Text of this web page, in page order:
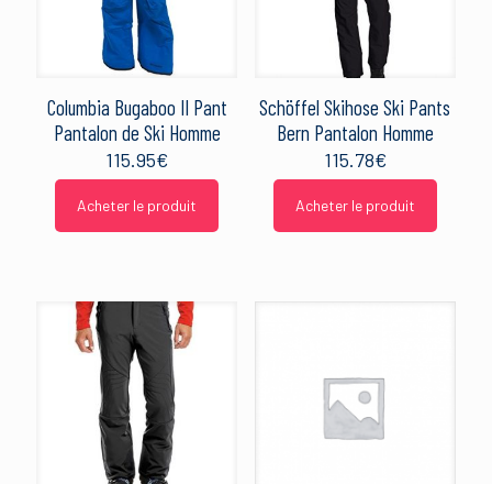
Columbia Bugaboo II Pant
Pantalon de Ski Homme
115.95€
Acheter le produit
Schöffel Skihose Ski Pants
Bern Pantalon Homme
115.78€
Acheter le produit